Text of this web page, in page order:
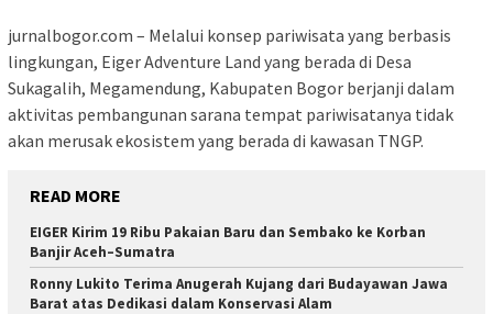
jurnalbogor.com – Melalui konsep pariwisata yang berbasis
lingkungan, Eiger Adventure Land yang berada di Desa
Sukagalih, Megamendung, Kabupaten Bogor berjanji dalam
aktivitas pembangunan sarana tempat pariwisatanya tidak
akan merusak ekosistem yang berada di kawasan TNGP.
READ MORE
EIGER Kirim 19 Ribu Pakaian Baru dan Sembako ke Korban
Banjir Aceh–Sumatra
Ronny Lukito Terima Anugerah Kujang dari Budayawan Jawa
Barat atas Dedikasi dalam Konservasi Alam